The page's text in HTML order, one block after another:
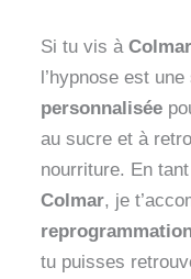
Si tu vis à Colmar
l’hypnose est
personnalisée
au sucre et à
nourriture. En tant
Colmar, je
tu puisses